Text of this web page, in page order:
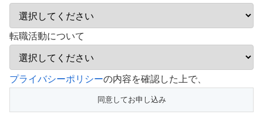
転職活動について
こ
フ
プライバシーポリシーの内容を確認した上で、